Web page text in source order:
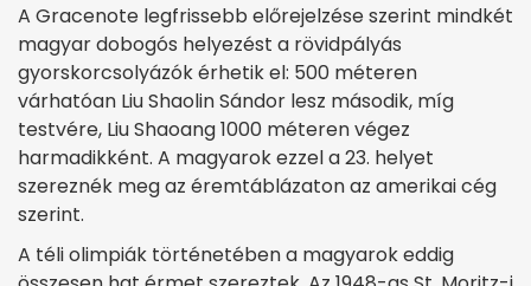
A Gracenote legfrissebb előrejelzése szerint mindkét
magyar dobogós helyezést a rövidpályás
gyorskorcsolyázók érhetik el: 500 méteren
várhatóan Liu Shaolin Sándor lesz második, míg
testvére, Liu Shaoang 1000 méteren végez
harmadikként. A magyarok ezzel a 23. helyet
szereznék meg az éremtáblázaton az amerikai cég
szerint.
A téli olimpiák történetében a magyarok eddig